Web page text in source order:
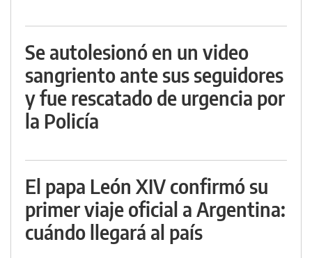
Se autolesionó en un video
sangriento ante sus seguidores
y fue rescatado de urgencia por
la Policía
El papa León XIV confirmó su
primer viaje oficial a Argentina:
cuándo llegará al país